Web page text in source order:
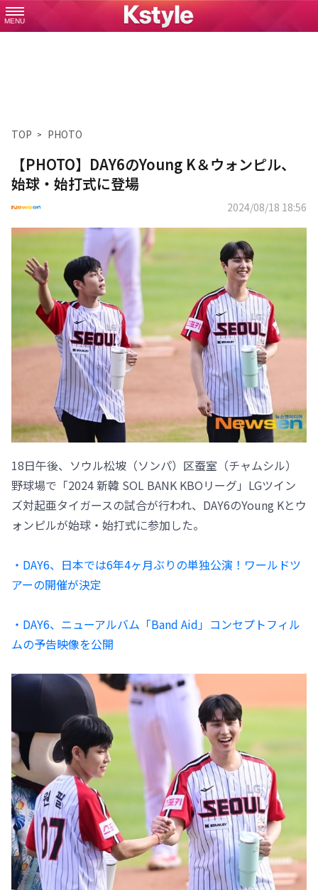
MENU
TOP PHOTO
【PHOTO】DAY6のYoung K＆ウォンピル、
始球・始打式に登場
2024/08/18 18:56
18日午後、ソウル松坡（ソンパ）区蚕室（チャムシル）
野球場で「2024 新韓 SOL BANK KBOリーグ」LGツイン
ズ対起亜タイガースの試合が行われ、DAY6のYoung Kとウ
ォンピルが始球・始打式に参加した。
・DAY6、日本では6年4ヶ月ぶりの単独公演！ワールドツ
アーの開催が決定
・DAY6、ニューアルバム「Band Aid」コンセプトフィル
ムの予告映像を公開